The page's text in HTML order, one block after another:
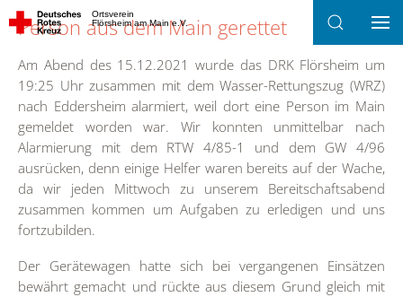
Ortsverein
Flörsheim am Main e.V.
Person aus dem Main gerettet
Am Abend des 15.12.2021 wurde das DRK Flörsheim um
19:25 Uhr zusammen mit dem Wasser-Rettungszug (WRZ)
nach Eddersheim alarmiert, weil dort eine Person im Main
gemeldet worden war. Wir konnten unmittelbar nach
Alarmierung mit dem RTW 4/85-1 und dem GW 4/96
ausrücken, denn einige Helfer waren bereits auf der Wache,
da wir jeden Mittwoch zu unserem Bereitschaftsabend
zusammen kommen um Aufgaben zu erledigen und uns
fortzubilden.
Der Gerätewagen hatte sich bei vergangenen Einsätzen
bewährt gemacht und rückte aus diesem Grund gleich mit